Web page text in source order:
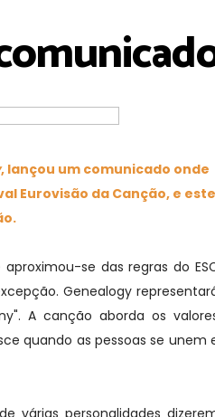
, lançou um comunicado onde
Eurovisão da Canção, e este
se das regras do
Genealogy
A canção aborda os
quando as pessoas se unem
várias personalidades